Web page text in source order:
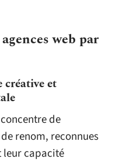
web par
créative et
de
renom, reconnues
capacité